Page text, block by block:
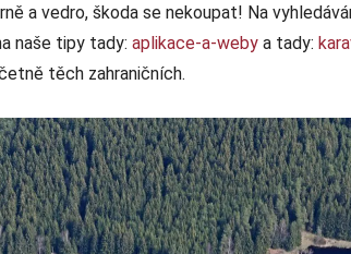
a vedro, škoda se nekoupat! Na
naše tipy tady: aplikace-a-weby a tady:
těch zahraničních.